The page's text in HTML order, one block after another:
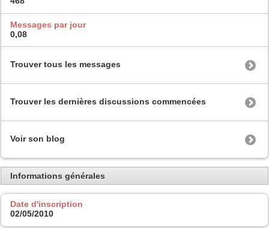
Messages par jour
0,08
Trouver tous les messages
Trouver les dernières discussions commencées
Voir son blog
Informations générales
Date d'inscription
02/05/2010